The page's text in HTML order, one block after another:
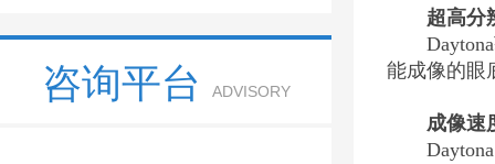
咨询平台 ADVISORY
超高分
能成像的眼
成像速